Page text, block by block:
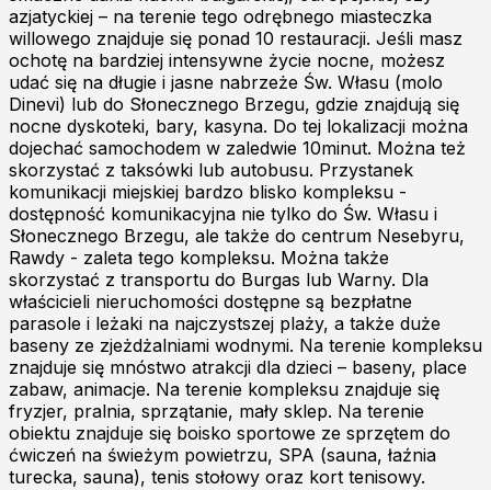
azjatyckiej – na terenie tego odrębnego miasteczka
willowego znajduje się ponad 10 restauracji. Jeśli masz
ochotę na bardziej intensywne życie nocne, możesz
udać się na długie i jasne nabrzeże Św. Własu (molo
Dinevi) lub do Słonecznego Brzegu, gdzie znajdują się
nocne dyskoteki, bary, kasyna. Do tej lokalizacji można
dojechać samochodem w zaledwie 10minut. Można też
skorzystać z taksówki lub autobusu. Przystanek
komunikacji miejskiej bardzo blisko kompleksu -
dostępność komunikacyjna nie tylko do Św. Własu i
Słonecznego Brzegu, ale także do centrum Nesebyru,
Rawdy - zaleta tego kompleksu. Można także
skorzystać z transportu do Burgas lub Warny. Dla
właścicieli nieruchomości dostępne są bezpłatne
parasole i leżaki na najczystszej plaży, a także duże
baseny ze zjeżdżalniami wodnymi. Na terenie kompleksu
znajduje się mnóstwo atrakcji dla dzieci – baseny, place
zabaw, animacje. Na terenie kompleksu znajduje się
fryzjer, pralnia, sprzątanie, mały sklep. Na terenie
obiektu znajduje się boisko sportowe ze sprzętem do
ćwiczeń na świeżym powietrzu, SPA (sauna, łaźnia
turecka, sauna), tenis stołowy oraz kort tenisowy.